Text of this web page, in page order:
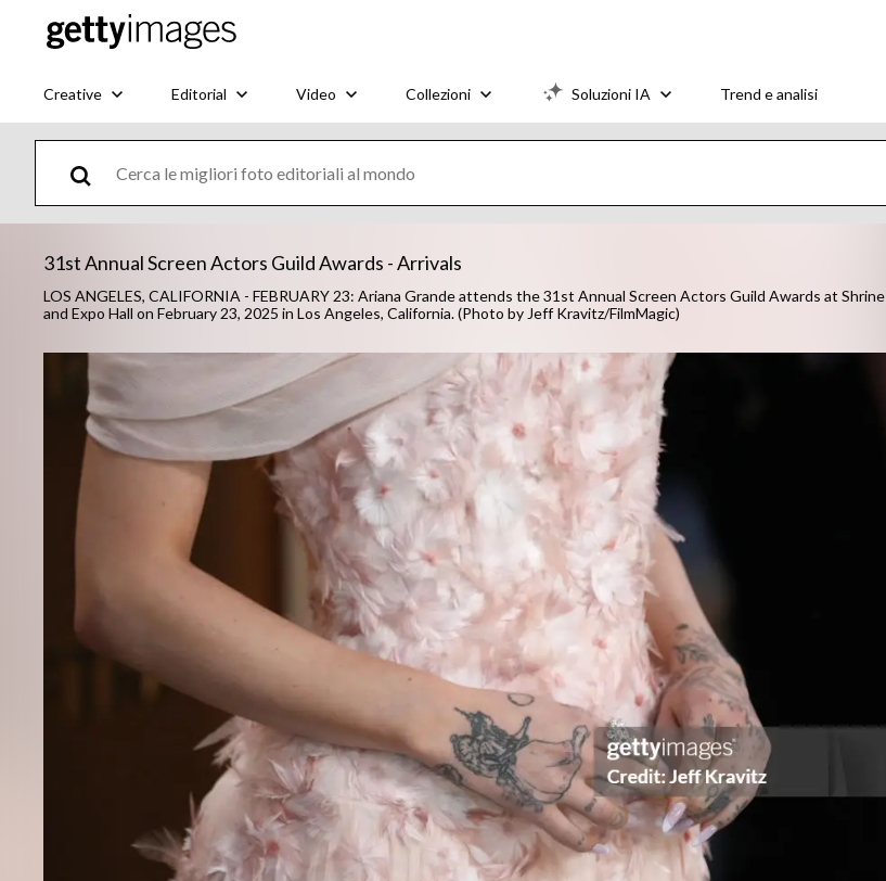
Creative Editorial Video Collezioni Soluzioni IA Trend e analisi
31st Annual Screen Actors Guild Awards - Arrivals
LOS ANGELES, CALIFORNIA - FEBRUARY 23: Ariana Grande attends the 31st Annual Screen Actors Guild Awards at
and Expo Hall on February 23, 2025 in Los Angeles, California. (Photo by Jeff Kravitz/FilmMagic)